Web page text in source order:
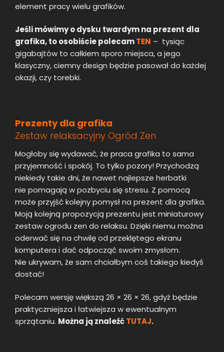
element pracy wielu grafików.
Jeśli mówimy o dysku twardym na prezent dla
grafika, to osobiście polecamTEN – tysiąc
gigabajtów to całkiem sporo miejsca, a jego
klasyczny, ciemny design będzie pasował do każdej
okazji, czy torebki.
Prezenty dla grafika
Zestaw relaksacyjny Ogród Zen
Mogłoby się wydawać, że praca grafika to sama
przyjemność i spokój. To tylko pozory! Przychodzą
niekiedy takie dni, że nawet najlepsze herbatki
nie pomagają w pozbyciu się stresu. Z pomocą
może przyjść kolejny pomysł na prezent dla grafika.
Moją kolejną propozycją prezentu jest miniaturowy
zestaw ogrodu zen do relaksu. Dzięki niemu można
oderwać się na chwilę od przeklętego ekranu
komputera i dać odpocząć swoim zmysłom.
Nie ukrywam, że sam chciałbym coś takiego kiedyś
dostać!
Polecam wersję większą 26 × 26 × 26, gdyż będzie
praktyczniejsza i łatwiejsza w ewentualnym
sprzątaniu. Można ją znaleźćTUTAJ.